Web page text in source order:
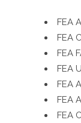
FEA
FEA
FEA
FEA
FEA
FEA
FEA